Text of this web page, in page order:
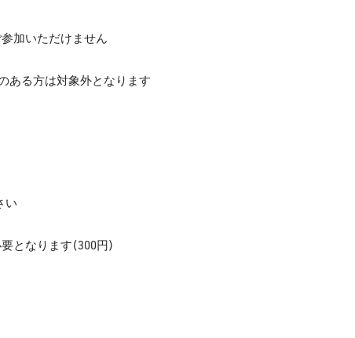
加いただけません
ある方は対象外となります
い
となります(300円)